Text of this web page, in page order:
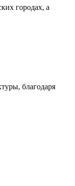
городах, а
благодаря